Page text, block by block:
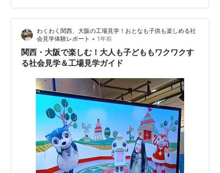
を徹底攻略 6. 料…
わくわく関西、大阪の工場見学！おとなも子供も楽しめる社
会見学体験レポート • 1年前
関西・大阪で楽しむ！大人も子どももワクワクす
る社会見学＆工場見学ガイド